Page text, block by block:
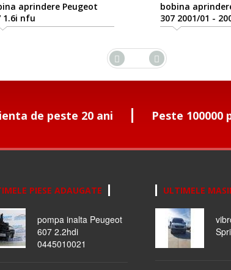
aprindere Peugeot
1.6i nfu
bobina
307 2001/01 -
de peste 20 ani Peste 100000
PIESE ADAUGATE
pompa inalta Peugeot
607 2.2hdi
0445010021
ULTIMELE